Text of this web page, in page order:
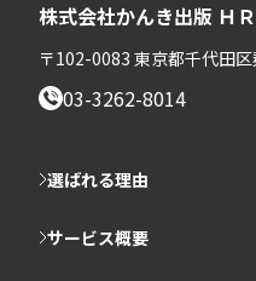
株式会社かんき出版 Ｈ
〒102-0083 東京都千代田
03-3262-8014
選ばれる理由
サービス概要